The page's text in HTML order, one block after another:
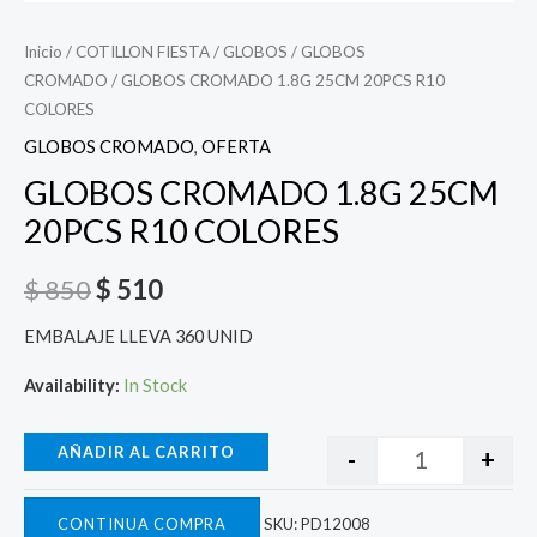
Inicio / COTILLON FIESTA/ GLOBOS / GLOBOS
CROMADO / GLOBOS CROMADO 1.8G 25CM 20PCS R10
COLORES
GLOBOS CROMADO, OFERTA
GLOBOS CROMADO 1.8G 25CM
20PCS R10 COLORES
$850$ 510
EMBALAJE LLEVA 360 UNID
Availability: In Stock
- +
AÑADIR AL CARRITO
CONTINUA COMPRA SKU:PD12008